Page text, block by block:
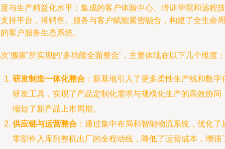
与生产精益化水平；集成的客户体验中心、培训学院和远程技
持平台，将销售、服务与客户赋能紧密融合，构建了全生命周
客户服务生态系统。
‘搬家’所实现的‘多功能全面整合’，主要体现在以下几个维度：
研发制造一体化整合 ：新基地引入了更多柔性生产线和数字
研发工具，实现了产品定制化需求与规模化生产的高效协同
缩短了新产品上市周期。
供应链与运营整合 ：通过集中布局和智能物流系统，优化了
零部件入库到整机出厂的全程动线，降低了运营成本，增强